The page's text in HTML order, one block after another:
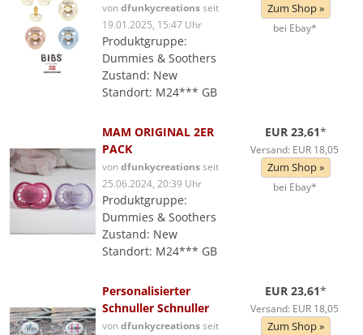
vondfunkycreationsseit
19.01.2025, 15:47 Uhr
Produktgruppe:
Dummies & Soothers
Zustand: New
Standort: M24*** GB
Zum Shop »
bei Ebay*
MAM ORIGINAL 2ER
PACK
vondfunkycreationsseit
25.06.2024, 20:39 Uhr
Produktgruppe:
Dummies & Soothers
Zustand: New
Standort: M24*** GB
EUR 23,61*
Versand: EUR 18,05
Zum Shop »
bei Ebay*
Personalisierter
Schnuller Schnuller
vondfunkycreationsseit
EUR 23,61*
Versand: EUR 18,05
Zum Shop »